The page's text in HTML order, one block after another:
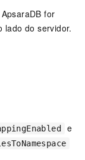
for
lado do servidor.
e